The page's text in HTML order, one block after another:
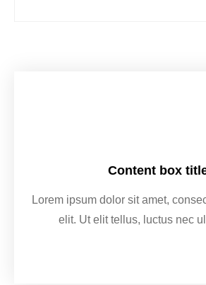
Content box
Lorem ipsum dolor sit amet,
elit. Ut elit tellus, luctus nec